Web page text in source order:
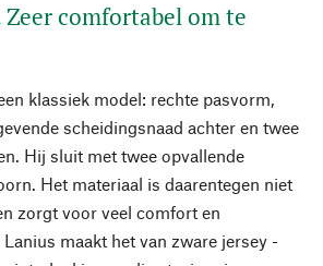
comfortabel om te
klassiek model: rechte pasvorm,
scheidingsnaad achter en twee
Hij sluit met twee opvallende
Het materiaal is daarentegen niet
zorgt voor veel comfort en
maakt het van zware jersey -